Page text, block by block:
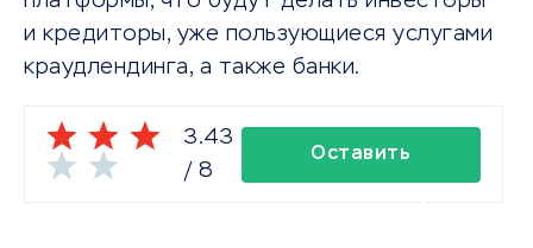
и кредиторы, уже пользующиеся услугами
краудлендинга, а также банки.
3.43
/8
Оставить